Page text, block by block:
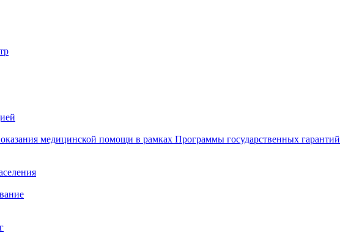
медицинской помощи в рамках Программы государственных гарантий